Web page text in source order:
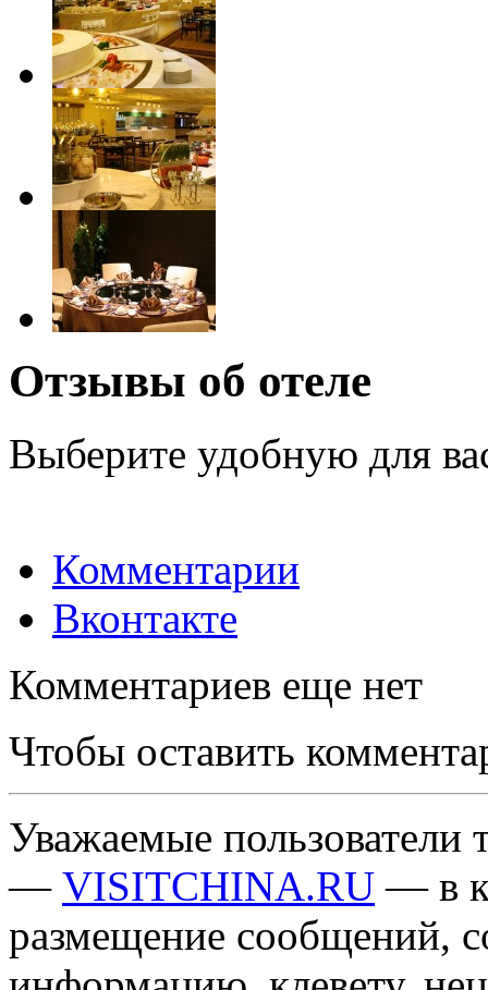
Отзывы об отеле
Выберите удобную для
Комментарии
Вконтакте
Комментариев еще нет
Чтобы оставить
Уважаемые пользователи
— VISITCHINA.RU — в
размещение сообщений,